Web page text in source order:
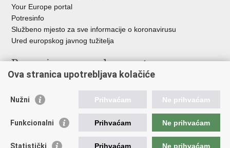
Your Europe portal
Potresinfo
Službeno mjesto za sve informacije o koronavirusu
Ured europskog javnog tužitelja
Poveznice pravosudnog sustava
Državno odvjetništvo
Ured za suzbijanje korupcije i organiziranog kriminaliteta
Državnoodvjetničko vijeće
Ova stranica upotrebljava kolačiće
Nužni Prihvaćam Ne prihvaćam
Funkcionalni Prihvaćam Ne prihvaćam
Statistički Prihvaćam Ne prihvaćam